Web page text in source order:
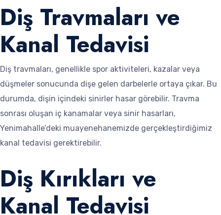
Diş Travmaları ve
Kanal Tedavisi
Diş travmaları, genellikle spor aktiviteleri, kazalar veya
düşmeler sonucunda dişe gelen darbelerle ortaya çıkar. Bu
durumda, dişin içindeki sinirler hasar görebilir. Travma
sonrası oluşan iç kanamalar veya sinir hasarları,
Yenimahalle’deki muayenehanemizde gerçekleştirdiğimiz
kanal tedavisi gerektirebilir.
Diş Kırıkları ve
Kanal Tedavisi